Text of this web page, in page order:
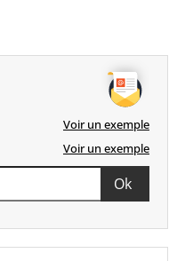
Voir un exemple
Voir un exemple